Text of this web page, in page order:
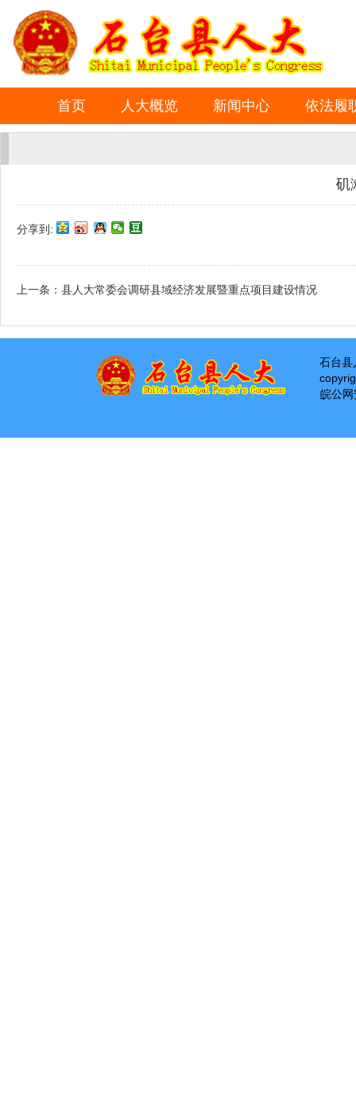
首页 人大概览 新闻中心 依法履
矶
分享到:
上一条： 县人大常委会调研县域经济发展暨重点项目建设情况
石台县
皖公